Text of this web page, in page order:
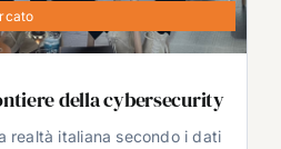
della cybersecurity
realtà italiana secondo i dati